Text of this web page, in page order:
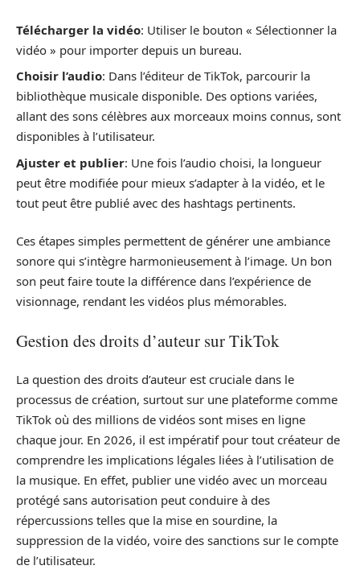
Télécharger la vidéo: Utiliser le bouton « Sélectionner la
vidéo » pour importer depuis un bureau.
Choisir l’audio: Dans l’éditeur de TikTok, parcourir la
bibliothèque musicale disponible. Des options variées,
allant des sons célèbres aux morceaux moins connus, sont
disponibles à l’utilisateur.
Ajuster et publier: Une fois l’audio choisi, la longueur
peut être modifiée pour mieux s’adapter à la vidéo, et le
tout peut être publié avec des hashtags pertinents.
Ces étapes simples permettent de générer une ambiance
sonore qui s’intègre harmonieusement à l’image. Un bon
son peut faire toute la différence dans l’expérience de
visionnage, rendant les vidéos plus mémorables.
Gestion des droits d’auteur sur TikTok
La question des droits d’auteur est cruciale dans le
processus de création, surtout sur une plateforme comme
TikTok où des millions de vidéos sont mises en ligne
chaque jour. En 2026, il est impératif pour tout créateur de
comprendre les implications légales liées à l’utilisation de
la musique. En effet, publier une vidéo avec un morceau
protégé sans autorisation peut conduire à des
répercussions telles que la mise en sourdine, la
suppression de la vidéo, voire des sanctions sur le compte
de l’utilisateur.